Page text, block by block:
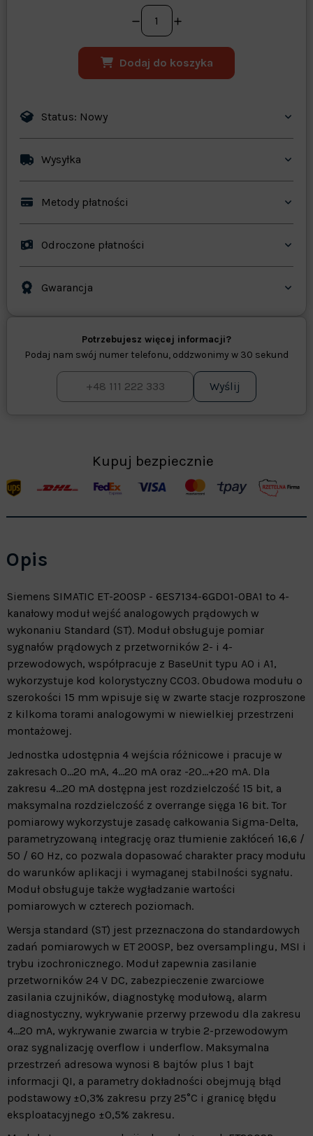
Dodaj do koszyka
Status: Nowy
Wysyłka
Metody płatności
Odroczone płatności
Gwarancja
Potrzebujesz więcej informacji?
Podaj nam swój numer telefonu, oddzwonimy w 30 sekund
Wyślij
Kupuj bezpiecznie
Opis
Siemens SIMATIC ET-200SP - 6ES7134-6GD01-0BA1 to 4-
kanałowy moduł wejść analogowych prądowych w
wykonaniu Standard (ST). Moduł obsługuje pomiar
sygnałów prądowych z przetworników 2- i 4-
przewodowych, współpracuje z BaseUnit typu A0 i A1,
wykorzystuje kod kolorystyczny CC03. Obudowa modułu o
szerokości 15 mm wpisuje się w zwarte stacje rozproszone
z kilkoma torami analogowymi w niewielkiej przestrzeni
montażowej.
Jednostka udostępnia 4 wejścia różnicowe i pracuje w
zakresach 0…20 mA, 4…20 mA oraz -20…+20 mA. Dla
zakresu 4…20 mA dostępna jest rozdzielczość 15 bit, a
maksymalna rozdzielczość z overrange sięga 16 bit. Tor
pomiarowy wykorzystuje zasadę całkowania Sigma-Delta,
parametryzowaną integrację oraz tłumienie zakłóceń 16,6 /
50 / 60 Hz, co pozwala dopasować charakter pracy modułu
do warunków aplikacji i wymaganej stabilności sygnału.
Moduł obsługuje także wygładzanie wartości
pomiarowych w czterech poziomach.
Wersja standard (ST) jest przeznaczona do standardowych
zadań pomiarowych w ET 200SP, bez oversamplingu, MSI i
trybu izochronicznego. Moduł zapewnia zasilanie
przetworników 24 V DC, zabezpieczenie zwarciowe
zasilania czujników, diagnostykę modułową, alarm
diagnostyczny, wykrywanie przerwy przewodu dla zakresu
4…20 mA, wykrywanie zwarcia w trybie 2-przewodowym
oraz sygnalizację overflow i underflow. Maksymalna
przestrzeń adresowa wynosi 8 bajtów plus 1 bajt
informacji QI, a parametry dokładności obejmują błąd
podstawowy ±0,3% zakresu przy 25°C i granicę błędu
eksploatacyjnego ±0,5% zakresu.